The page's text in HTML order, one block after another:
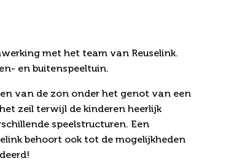
met het team van Reuselink.
en buitenspeeltuin.
van de zon onder het genot van een
zeil terwijl de kinderen heerlijk
speelstructuren. Een
behoort ook tot de mogelijkheden